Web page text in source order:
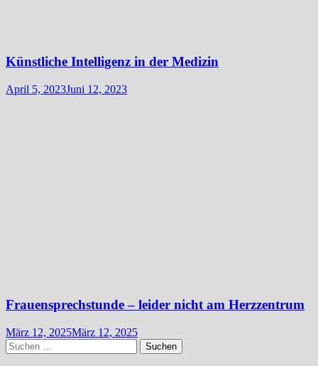
Künstliche Intelligenz in der Medizin
April 5, 2023Juni 12, 2023
Frauensprechstunde – leider nicht am Herzzentrum
März 12, 2025März 12, 2025
Suchen
nach: